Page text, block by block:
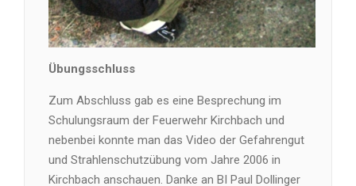
Übungsschluss
Zum Abschluss gab es eine Besprechung im
Schulungsraum der Feuerwehr Kirchbach und
nebenbei konnte man das Video der Gefahrengut
und Strahlenschutzübung vom Jahre 2006 in
Kirchbach anschauen. Danke an BI Paul Dollinger